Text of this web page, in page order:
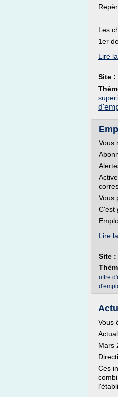
Les
1er
Lire
Site :
Vous
Vous
C'est
Lire
Site :
offre
Vous
Mars
Ces